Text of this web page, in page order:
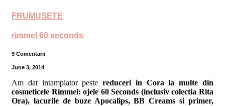
FRUMUSETE
rimmel 60 seconds
9 Comentarii
June 3, 2014
Am dat intamplator pestereduceri in Cora la multe din
cosmeticele Rimmel: ojele 60 Seconds (inclusiv colectia Rita
Ora), lacurile de buze Apocalips, BB Creams si primer,